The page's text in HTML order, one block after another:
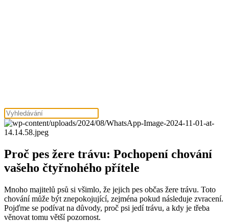
Proč pes žere trávu: Pochopení chování
vašeho čtyřnohého přítele
Mnoho majitelů psů si všimlo, že jejich pes občas žere trávu. Toto
chování může být znepokojující, zejména pokud následuje zvracení.
Pojďme se podívat na důvody, proč psi jedí trávu, a kdy je třeba
věnovat tomu větší pozornost.